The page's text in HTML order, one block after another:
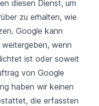
diesen Dienst, um
zu erhalten, wie
Google kann
wenn
ist oder soweit
von Google
haben wir keinen
die erfassten